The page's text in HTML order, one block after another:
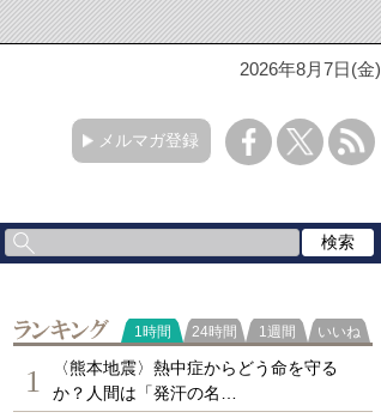
2026年8月7日(金)
メルマガ登録
ランキング
1時間 24時間 1週間 いいね
1
〈熊本地震〉熱中症からどう命を守る
か？人間は「発汗の名…